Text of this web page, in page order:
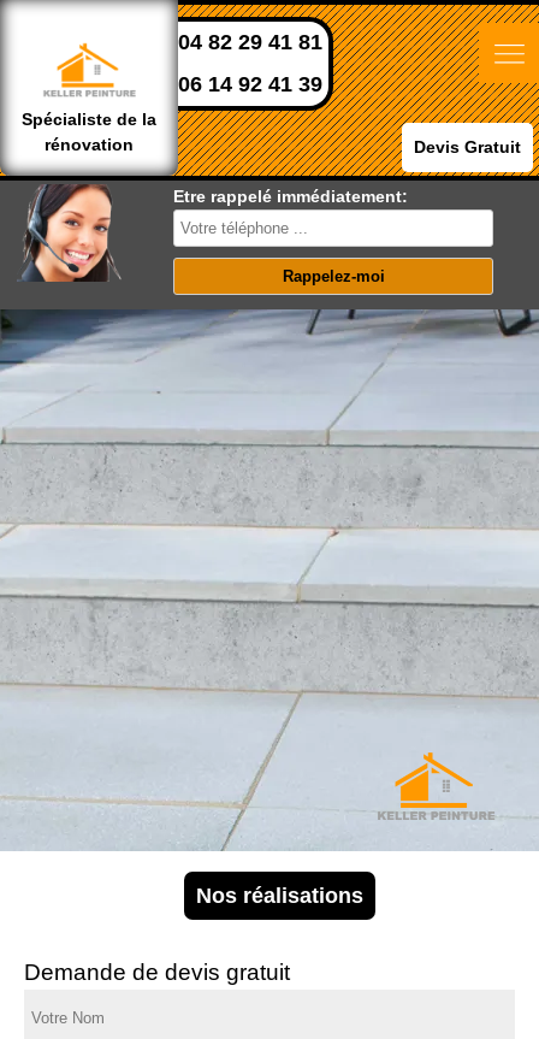
Spécialiste de la
rénovation
04 82 29 41 81
06 14 92 41 39
Devis Gratuit
Etre rappelé immédiatement:
Nos réalisations
Demande de devis gratuit